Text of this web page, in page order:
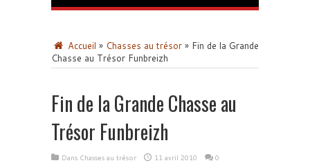
Accueil » Chasses au trésor » Fin de la Grande
Chasse au Trésor Funbreizh
Fin de la Grande Chasse au
Trésor Funbreizh
Dans Chasses au trésor 11 avril 2010 0